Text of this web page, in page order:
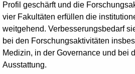
Profil geschärft und die
vier Fakultäten erfüllen die
weitgehend. Verbesserungsbedarf
bei den Forschungsaktivitäten
Medizin, in der Governance und bei
Ausstattung.